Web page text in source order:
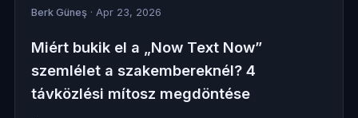
Berk Güneş· Apr 23, 2026
Miért bukik el a „Now Text Now”
szemlélet a szakembereknél? 4
távközlési mítosz megdöntése